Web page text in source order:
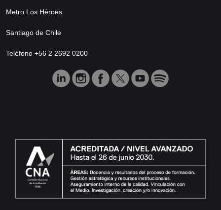
Metro Los Héroes
Santiago de Chile
Teléfono +56 2 2692 0200